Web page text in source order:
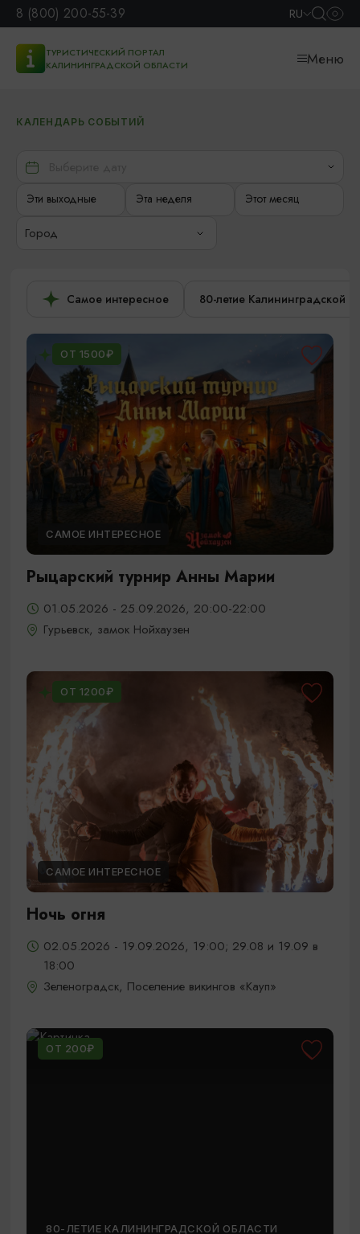
8 (800) 200-55-39 RU
ТУРИСТИЧЕСКИЙ ПОРТАЛ
КАЛИНИНГРАДСКОЙ ОБЛАСТИ
Меню
КАЛЕНДАРЬ СОБЫТИЙ
Эти выходные Эта неделя Этот месяц
Город
Самое интересное 80-летие Калининградской
ОТ 1500₽
САМОЕ ИНТЕРЕСНОЕ
Рыцарский турнир Анны Марии
01.05.2026 - 25.09.2026, 20:00-22:00
Гурьевск, замок Нойхаузен
ОТ 1200₽
САМОЕ ИНТЕРЕСНОЕ
Ночь огня
02.05.2026 - 19.09.2026, 19:00; 29.08 и 19.09 в
18:00
Зеленоградск, Поселение викингов «Кауп»
ОТ 200₽
80-ЛЕТИЕ КАЛИНИНГРАДСКОЙ ОБЛАСТИ